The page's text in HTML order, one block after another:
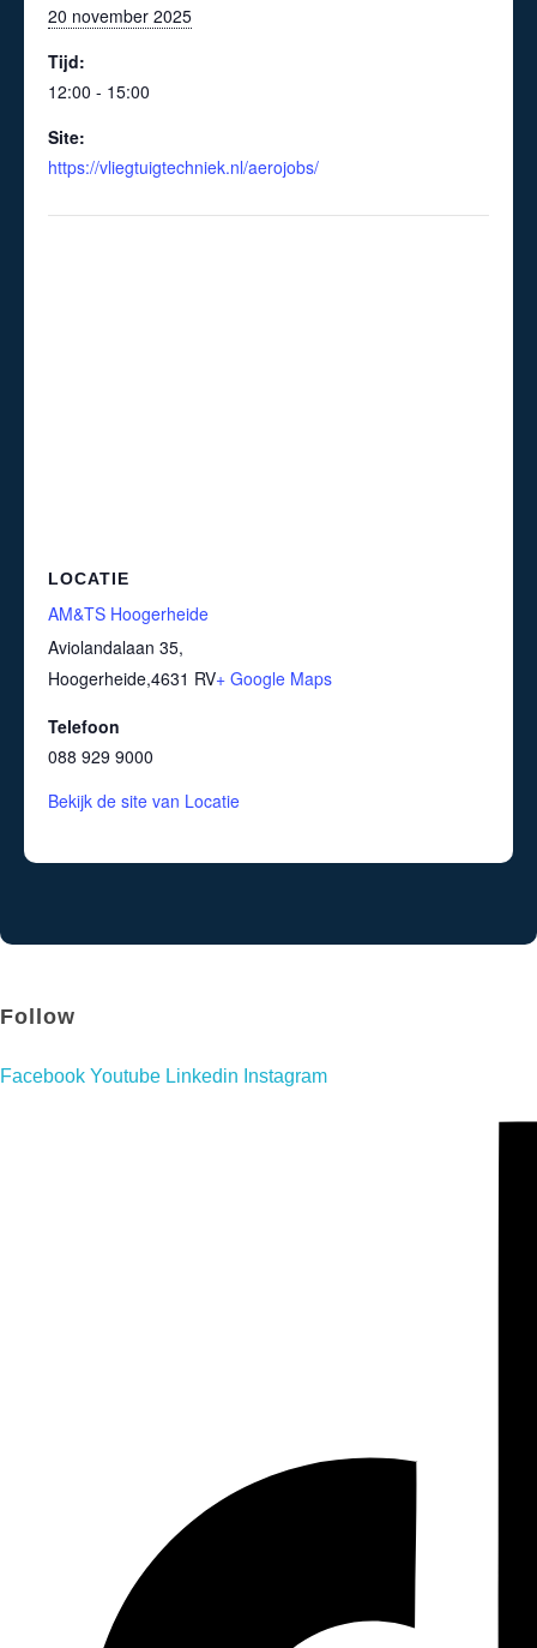
20 november 2025
Tijd:
12:00 - 15:00
Site:
https://vliegtuigtechniek.nl/aerojobs/
LOCATIE
AM&TS Hoogerheide
Aviolandalaan 35,
Hoogerheide,4631 RV+ Google Maps
Telefoon
088 929 9000
Bekijk de site van Locatie
Follow
Facebook Youtube Linkedin Instagram